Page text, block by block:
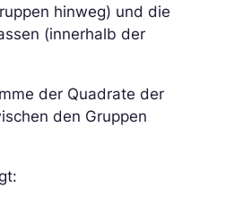
hinweg) und die
(innerhalb der
der Quadrate der
den Gruppen